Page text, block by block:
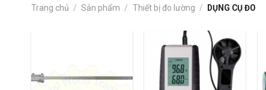
Trang chủ / Sản phẩm / Thiết bị đo lường / DỤNG CỤ ĐO